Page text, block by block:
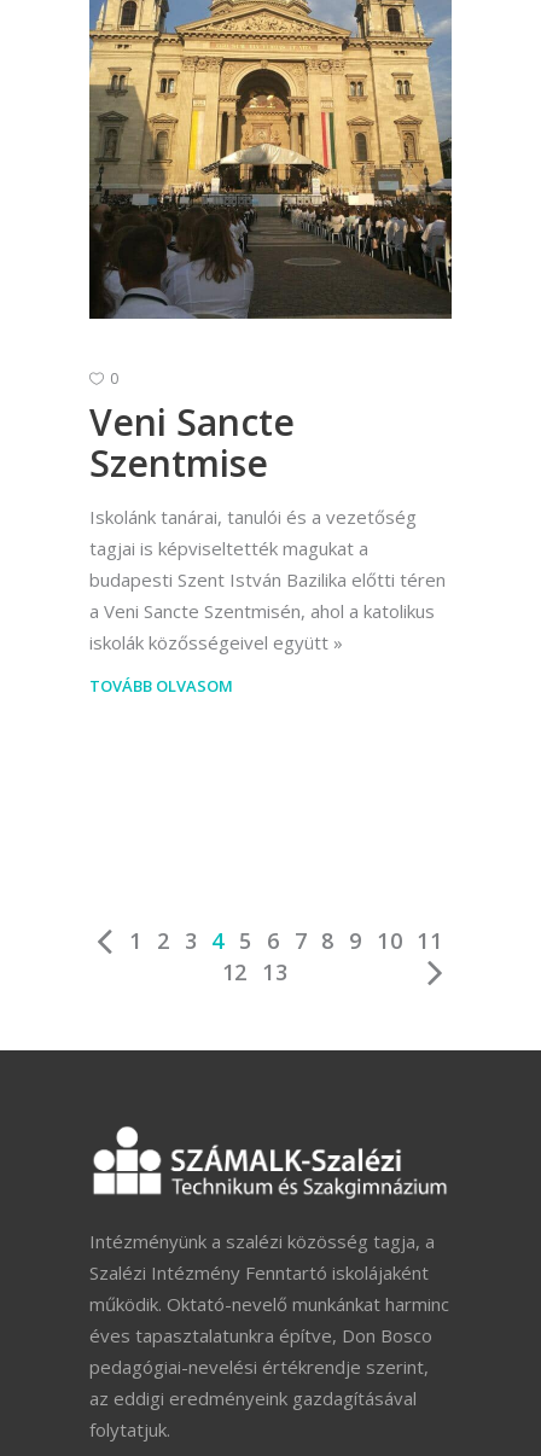
0
Veni Sancte
Szentmise
Iskolánk tanárai, tanulói és a vezetőség
tagjai is képviseltették magukat a
budapesti Szent István Bazilika előtti téren
a Veni Sancte Szentmisén, ahol a katolikus
iskolák közősségeivel együtt
TOVÁBB OLVASOM
1 2 3 4 5 6 7 8 9 10 11
12
13
Intézményünk a szalézi közösség tagja, a
Szalézi Intézmény Fenntartó iskolájaként
működik. Oktató-nevelő munkánkat harminc
éves tapasztalatunkra építve, Don Bosco
pedagógiai-nevelési értékrendje szerint,
az eddigi eredményeink gazdagításával
folytatjuk.